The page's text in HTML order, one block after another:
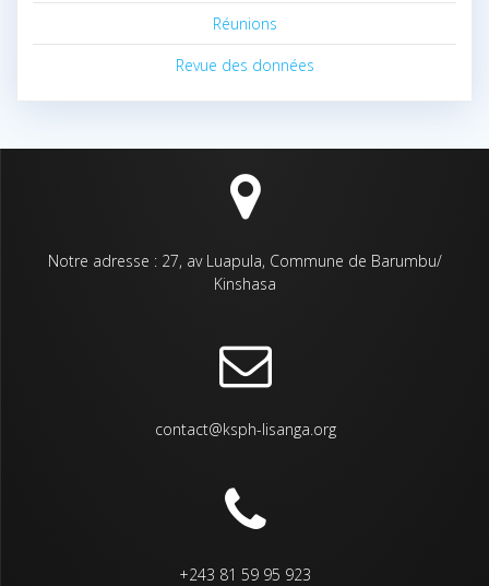
Réunions
Revue des données
Notre adresse : 27, av Luapula, Commune de Barumbu/
Kinshasa
contact@ksph-lisanga.org
+243 81 59 95 923